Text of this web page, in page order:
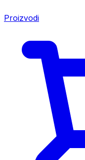
Proizvodi